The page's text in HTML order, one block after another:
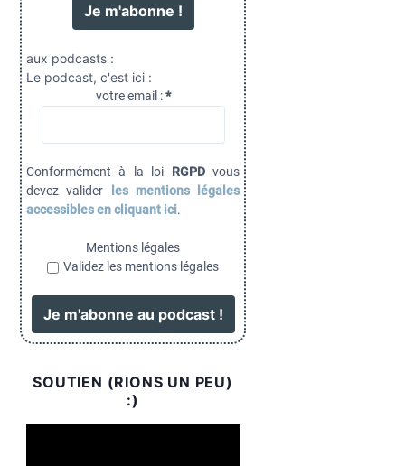
aux podcasts :
Le podcast, c'est ici :
votre email :*
Conformément à la loi RGPDvous
devez valider
les mentions légales
accessibles en cliquant ici.
Mentions légales
Validez les mentions légales
SOUTIEN (RIONS UN PEU)
:)